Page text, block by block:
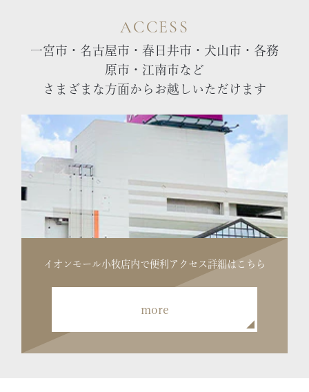
ACCESS
一宮市・名古屋市・春日井市・犬山市・各務
原市・江南市など
さまざまな方面からお越しいただけます
イオンモール小牧店内で便利 アクセス詳細はこちら
more